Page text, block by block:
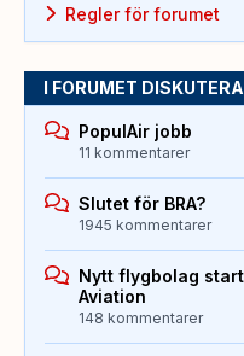
Regler för forumet
I FORUMET
PopulAir jobb
11 kommentarer
Slutet för BRA?
1945 kommentarer
Nytt flygbolag
Aviation
148 kommentarer